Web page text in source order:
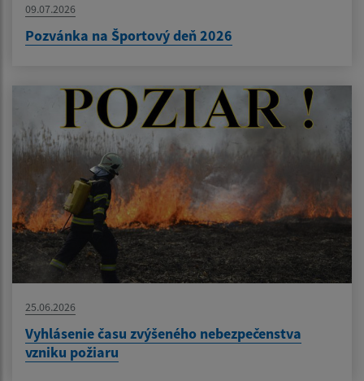
09.07.2026
Pozvánka na Športový deň 2026
25.06.2026
Vyhlásenie času zvýšeného nebezpečenstva
vzniku požiaru